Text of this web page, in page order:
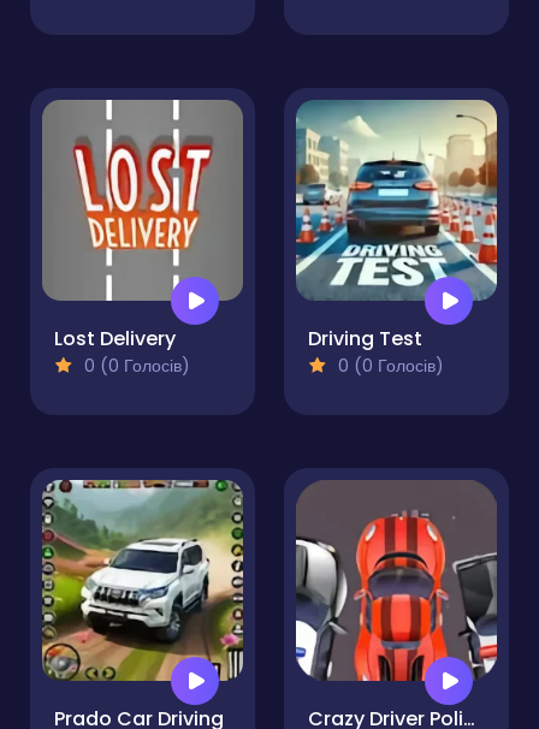
Lost Delivery
0 (0 Голосів)
Driving Test
0 (0 Голосів)
Prado Car Driving Crazy Driver Police Chase